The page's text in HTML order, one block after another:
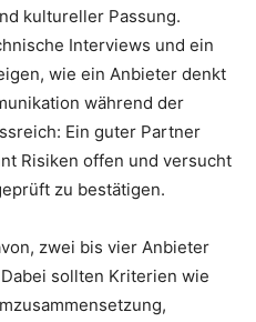
kultureller Passung.
Interviews und ein
wie ein Anbieter denkt
während der
Ein guter Partner
Risiken offen und versucht
zu bestätigen.
zwei bis vier Anbieter
sollten Kriterien wie